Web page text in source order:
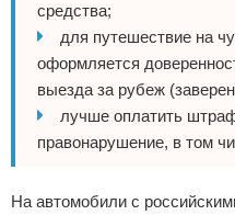
средства;
для путешествие на
оформляется
выезда за рубеж
лучше оплатить
правонарушение, в том
На автомобили с